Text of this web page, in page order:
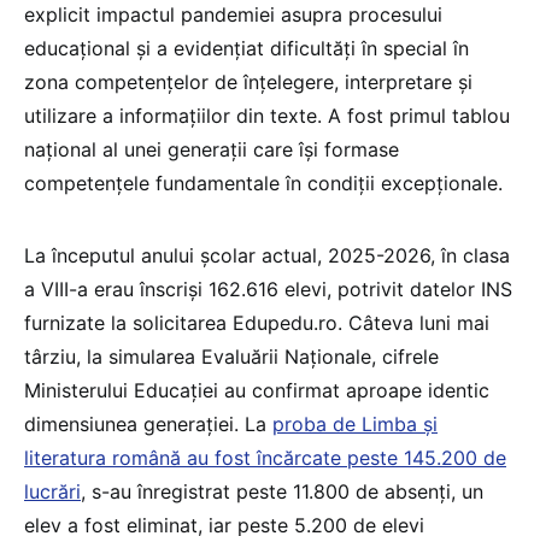
explicit impactul pandemiei asupra procesului
educațional și a evidențiat dificultăți în special în
zona competențelor de înțelegere, interpretare și
utilizare a informațiilor din texte. A fost primul tablou
național al unei generații care își formase
competențele fundamentale în condiții excepționale.
La începutul anului școlar actual, 2025-2026, în clasa
a VIII-a erau înscriși 162.616 elevi, potrivit datelor INS
furnizate la solicitarea Edupedu.ro. Câteva luni mai
târziu, la simularea Evaluării Naționale, cifrele
Ministerului Educației au confirmat aproape identic
dimensiunea generației. La proba de Limba și
literatura română au fost încărcate peste 145.200 de
lucrări, s-au înregistrat peste 11.800 de absenți, un
elev a fost eliminat, iar peste 5.200 de elevi